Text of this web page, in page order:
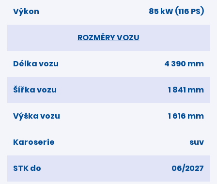
Výkon 85 kW (116 PS)
ROZMĚRY VOZU
Délka vozu 4 390 mm
Šířka vozu 1 841 mm
Výška vozu 1 616 mm
Karoserie suv
STK do 06/2027